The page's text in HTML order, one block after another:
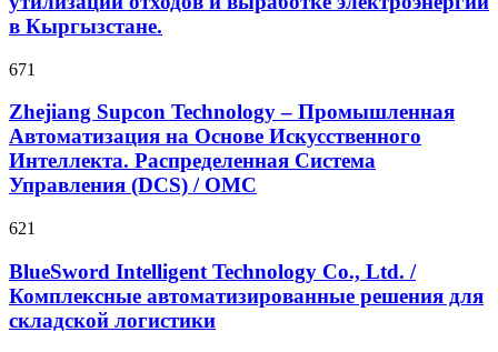
в Кыргызстане.
671
Zhejiang Supcon Technology – Промышленная
Автоматизация на Основе Искусственного
Интеллекта. Распределенная Cистема
Управления (DCS) / OMC
621
BlueSword Intelligent Technology Co., Ltd. /
Комплексные автоматизированные решения для
складской логистики